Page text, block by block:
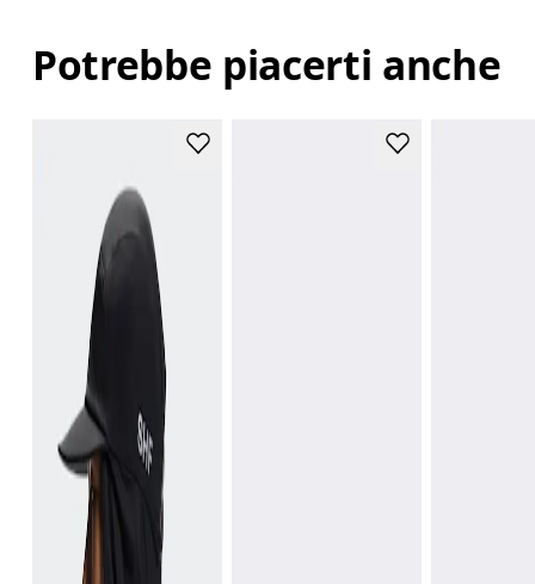
Potrebbe piacerti anche